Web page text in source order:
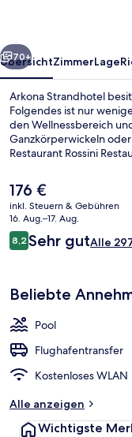
Weiter
70+
ÜbersichtZimmerLage
Arkona Strandhotel
Folgendes ist nur
den Wellnessbereich
Ganzkörperwickeln
Restaurant Rossini
Innenpool, eine Bar/
dieses Hotel im
Der
aktuelle
Preis
beträgt
176 €.
176 €
inkl. Steuern & Gebühren
16. Aug.–17. Aug.
Bewertungen
8,28,2 von 10.
Sehr gutAlle
Beliebte
Pool
Flughafentransfer
Kostenloses WLAN
Alle anzeigen
Wichtigste